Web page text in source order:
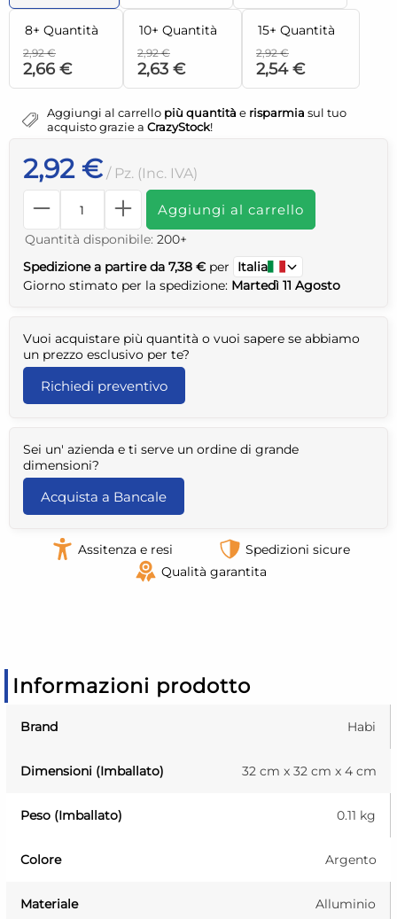
8+ Quantità
2,92 €
2,66 €
10+ Quantità
2,92 €
2,63 €
15+ Quantità
2,92 €
2,54 €
Aggiungi al carrello più quantità e risparmia sul tuo
acquisto grazie a CrazyStock!
2,92 € / Pz. (Inc. IVA)
Aggiungi al carrello
Quantità disponibile: 200+
Spedizione a partire da 7,38 € per
Italia
Giorno stimato per la spedizione: Martedì 11 Agosto
Vuoi acquistare più quantità o vuoi sapere se abbiamo
un prezzo esclusivo per te?
Richiedi preventivo
Sei un' azienda e ti serve un ordine di grande
dimensioni?
Acquista a Bancale
Assitenza e resi
Spedizioni sicure
Qualità garantita
Informazioni prodotto
Brand Habi
Dimensioni (Imballato) 32 cm x 32 cm x 4 cm
Peso (Imballato) 0.11 kg
Colore Argento
Materiale Alluminio